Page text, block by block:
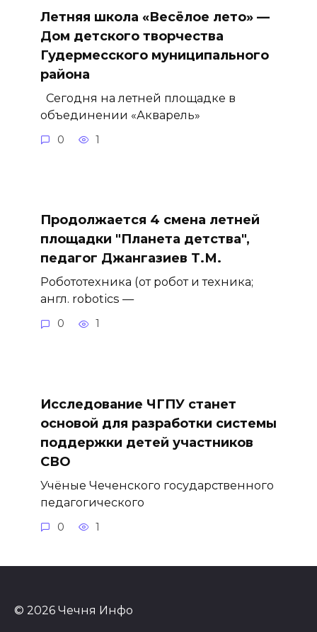
Летняя школа «Весёлое лето» —
Дом детского творчества
Гудермесского муниципального
района
Сегодня на летней площадке в
объединении «Акварель»
0 1
Продолжается 4 смена летней
площадки "Планета детства",
педагог Джангазиев Т.М.
Робототехника (от робот и техника;
англ. robotics —
0 1
Исследование ЧГПУ станет
основой для разработки системы
поддержки детей участников
СВО
Учёные Чеченского государственного
педагогического
0 1
© 2026 Чечня Инфо